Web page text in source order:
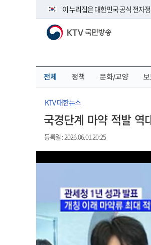
이 누리집은 대한민국 공식 전자
공식 누리집 주소 확인하기
이밖에 or.kr 또는 .kr등 다른 도메
KTV 국민방송
전체 정책 문화/교양
KTV 대한뉴스
국경단계 마약 적발 역
등록일 : 2026.06.01 20:25